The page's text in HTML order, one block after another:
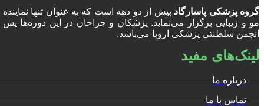
گروه پزشکی پاسارگاد بیش از دو دهه است که به عنوان تنها
انجمن سلطنتی پزشکی اروپا می‌باشد.
لینک‌های مفید
درباره ما
تماس با ما